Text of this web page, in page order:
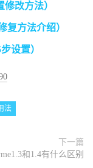
改方法）
复方法介绍）
设置）
法
下一篇
和1.4有什么区别